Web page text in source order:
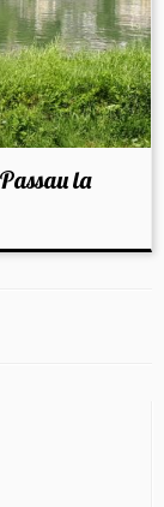
la